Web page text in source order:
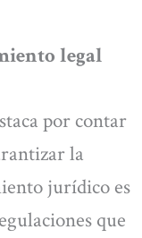
legal
por contar
la
jurídico es
que